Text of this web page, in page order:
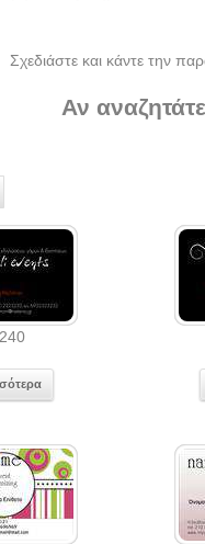
Σχεδιάστε και κάντε την
Αν